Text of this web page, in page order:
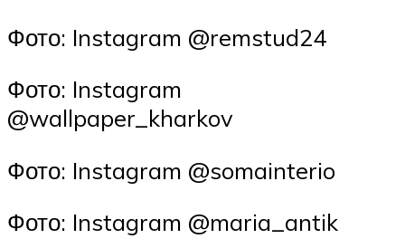
Фото: Instagram @remstud24
Фото: Instagram
@wallpaper_kharkov
Фото: Instagram @somainterio
Фото: Instagram @maria_antik